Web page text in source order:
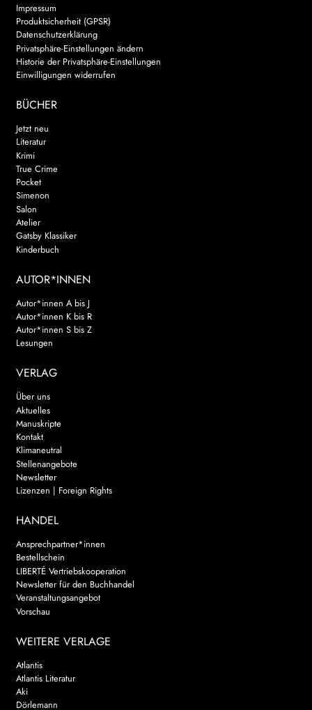
Impressum
Produktsicherheit (GPSR)
Datenschutzerklärung
Privatsphäre-Einstellungen ändern
Historie der Privatsphäre-Einstellungen
Einwilligungen widerrufen
BÜCHER
Jetzt neu
Literatur
Krimi
True Crime
Pocket
Simenon
Salon
Atelier
Gatsby Klassiker
Kinderbuch
AUTOR*INNEN
Autor*innen A bis J
Autor*innen K bis R
Autor*innen S bis Z
Lesungen
VERLAG
Über uns
Aktuelles
Manuskripte
Kontakt
Klimaneutral
Stellenangebote
Newsletter
Lizenzen | Foreign Rights
HANDEL
Ansprechpartner*innen
Bestellschein
LIBERTÉ Vertriebskooperation
Newsletter für den Buchhandel
Veranstaltungsangebot
Vorschau
WEITERE VERLAGE
Atlantis
Atlantis Literatur
Aki
Dörlemann